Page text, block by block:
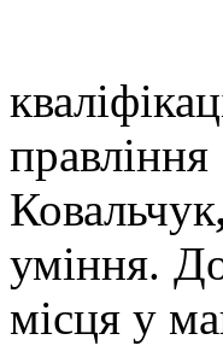
Ковальчук
уміння.
місця у